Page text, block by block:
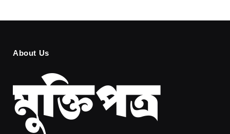
About Us